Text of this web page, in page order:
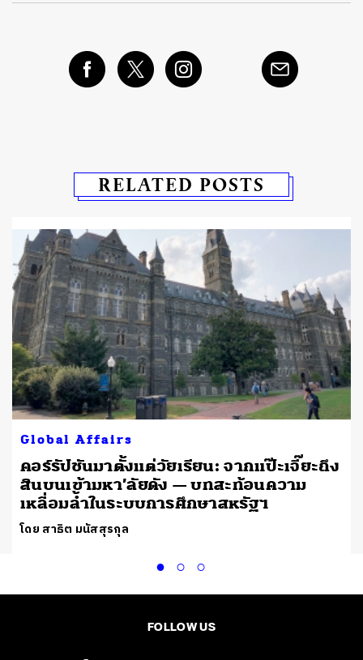
RELATED POSTS
Global Affairs
คอร์รัปชันมาตั้งแต่วัยเรียน: จากแป๊ะเจี๊ยะถึง
สินบนเข้ามหา’ลัยดัง — บทสะท้อนความ
เหลื่อมล้ำในระบบการศึกษาสหรัฐฯ
โดย สาธิต มนัสสุรกุล
FOLLOW US